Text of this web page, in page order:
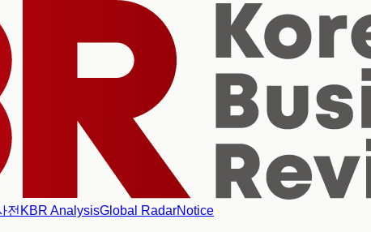
전 KBR AnalysisGlobal RadarNotice